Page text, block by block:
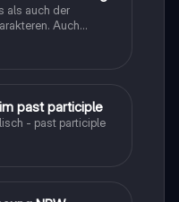
als auch der
Auch
erstellt
past participle
- past participle